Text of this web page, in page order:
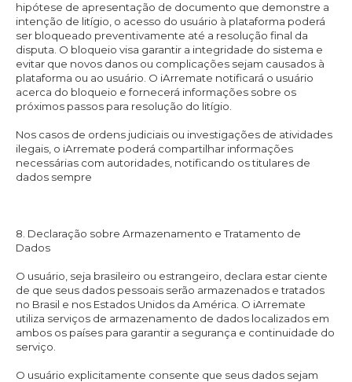
hipótese de apresentação de documento que demonstre a
intenção de litígio, o acesso do usuário à plataforma poderá
ser bloqueado preventivamente até a resolução final da
disputa. O bloqueio visa garantir a integridade do sistema e
evitar que novos danos ou complicações sejam causados à
plataforma ou ao usuário. O iArremate notificará o usuário
acerca do bloqueio e fornecerá informações sobre os
próximos passos para resolução do litígio.
Nos casos de ordens judiciais ou investigações de atividades
ilegais, o iArremate poderá compartilhar informações
necessárias com autoridades, notificando os titulares de
dados sempre
8. Declaração sobre Armazenamento e Tratamento de
Dados
O usuário, seja brasileiro ou estrangeiro, declara estar ciente
de que seus dados pessoais serão armazenados e tratados
no Brasil e nos Estados Unidos da América. O iArremate
utiliza serviços de armazenamento de dados localizados em
ambos os países para garantir a segurança e continuidade do
serviço.
O usuário explicitamente consente que seus dados sejam